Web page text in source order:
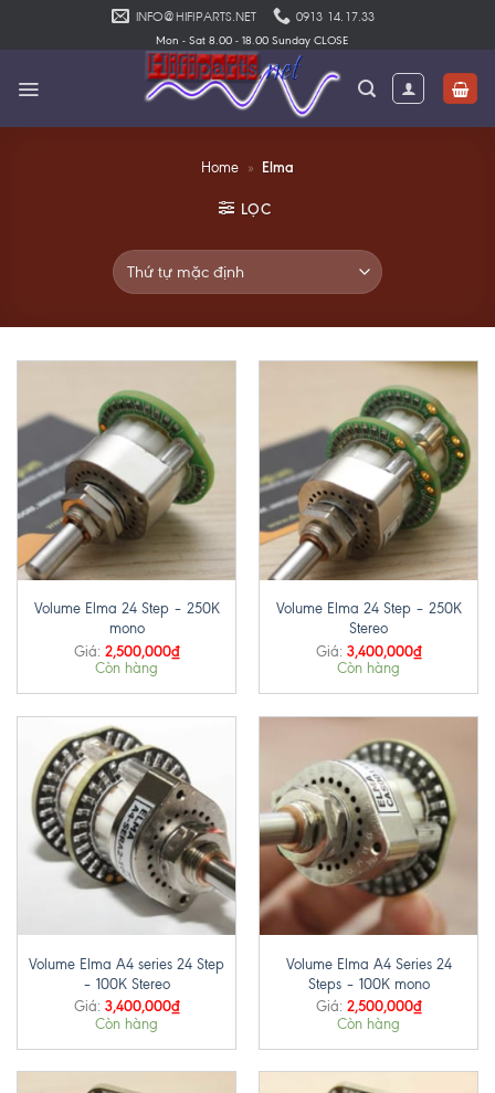
INFO@HIFIPARTS.NET 0913 14.17.33
Mon - Sat 8.00 - 18.00 Sunday CLOSE
Home » Elma
LỌC
Volume Elma 24 Step – 250K
mono
Giá: 2,500,000₫
Còn hàng
Volume Elma 24 Step – 250K
Stereo
Giá: 3,400,000₫
Còn hàng
Volume Elma A4 series 24 Step
– 100K Stereo
Giá: 3,400,000₫
Còn hàng
Volume Elma A4 Series 24
Steps – 100K mono
Giá: 2,500,000₫
Còn hàng